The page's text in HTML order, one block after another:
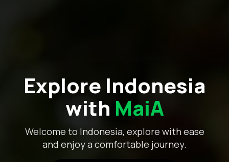
Explore Indonesia
with MaiA
Welcome to Indonesia, explore with ease
and enjoy a comfortable journey.